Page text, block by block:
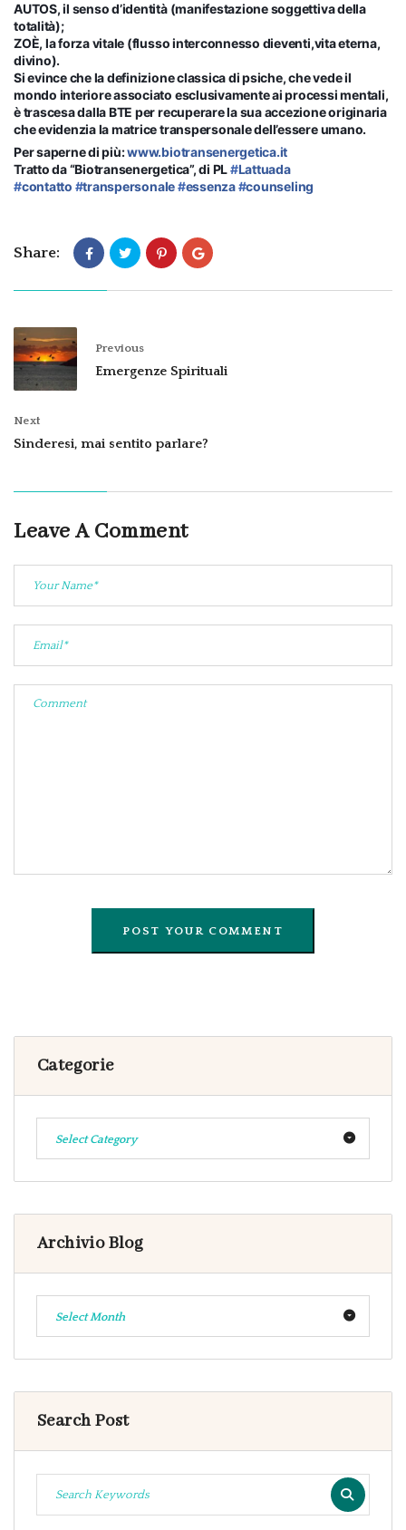
AUTOS, il senso d’identità (manifestazione soggettiva della
totalità);
ZOÈ, la forza vitale (flusso interconnesso dieventi,vita eterna,
divino).
Si evince che la definizione classica di psiche, che vede il
mondo interiore associato esclusivamente ai processi mentali,
è trascesa dalla BTE per recuperare la sua accezione originaria
che evidenzia la matrice transpersonale dell’essere umano.
Per saperne di più:www.biotransenergetica.it
Tratto da “Biotransenergetica”, di PL‪#‎Lattuada‬
‪#‎contatto‬ ‪#‎transpersonale‬‪#‎essenza‬‪#‎counseling‬
Share:
Previous
Emergenze Spirituali
Next
Sinderesi, mai sentito parlare?
Leave A Comment
Categorie
Select Category
Archivio Blog
Select Month
Search Post